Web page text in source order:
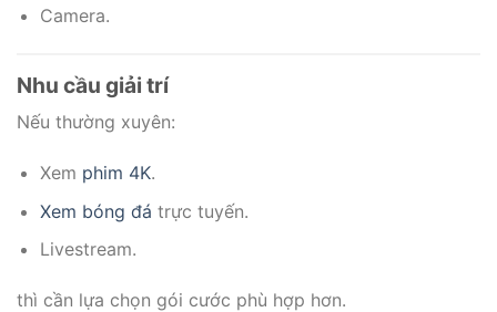
Camera.
Nhu cầu giải trí
Nếu thường xuyên:
Xem phim 4K.
Xem bóng đá trực tuyến.
Livestream.
thì cần lựa chọn gói cước phù hợp hơn.